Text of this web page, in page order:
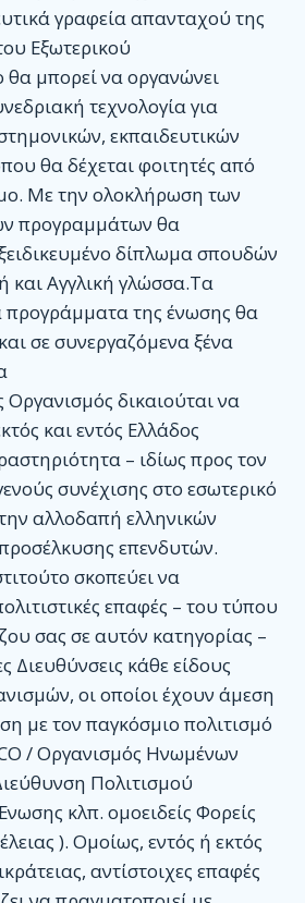
γραφεία απανταχού της
Εξωτερικού
θα μπορεί να οργανώνει
τεχνολογία για
εκπαιδευτικών
θα δέχεται φοιτητές από
Με την ολοκλήρωση των
προγραμμάτων θα
δίπλωμα σπουδών
και Αγγλική γλώσσα.Τα
προγράμματα της ένωσης θα
σε συνεργαζόμενα ξένα
δικαιούται να
και εντός Ελλάδος
– ιδίως προς τον
συνέχισης στο εσωτερικό
αλλοδαπή ελληνικών
επενδυτών.
σκοπεύει να
επαφές – του τύπου
σας σε αυτόν κατηγορίας –
Διευθύνσεις κάθε είδους
οι οποίοι έχουν άμεση
με τον παγκόσμιο πολιτισμό
/ Οργανισμός Ηνωμένων
Πολιτισμού
κλπ. ομοειδείς Φορείς
). Ομοίως, εντός ή εκτός
αντίστοιχες επαφές